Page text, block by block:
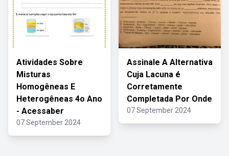
Atividades Sobre
Misturas
Homogêneas E
Heterogêneas 4o Ano
- Acessaber
07 September 2024
Assinale A Alternativa
Cuja Lacuna é
Corretamente
Completada Por Onde
07 September 2024